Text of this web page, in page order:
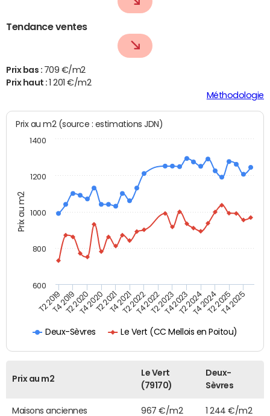
Tendance ventes
Prix bas : 709 €/m2
Prix haut :
1 201 €/m2
Méthodologie
Prix au m2
Prix au m2 (source : estimations JDN)
Deux-Sèvres Le Vert (CC Mellois en Poitou)
T2 2019T4 2019T2 2020T4 2020T2 2021T4 2021T2 2022T4 2022T2 2023T4 2023T2 2024T4 2024T2 2025T4 2025
600
800
1000
1200
1400
Prix au m2
Le Vert
(79170)
Deux-
Sèvres
Maisons anciennes 967 €/m2 1 244 €/m2